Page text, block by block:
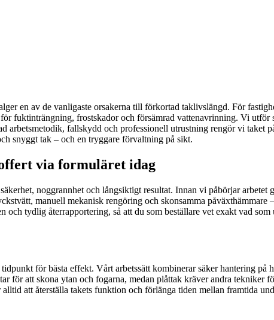
en av de vanligaste orsakerna till förkortad taklivslängd. För
fuktinträngning, frostskador och försämrad vattenavrinning. Vi utför
arbetsmetodik, fallskydd och professionell utrustning rengör vi taket
snyggt tak – och en tryggare förvaltning på sikt.
via formuläret idag
noggrannhet och långsiktigt resultat. Innan vi påbörjar arbetet
manuell mekanisk rengöring och skonsamma påväxthämmare
tydlig återrapportering, så att du som beställare vet exakt vad
för bästa effekt. Vårt arbetssätt kombinerar säker hantering på
för att skona ytan och fogarna, medan plåttak kräver andra tekniker
att återställa takets funktion och förlänga tiden mellan framtida